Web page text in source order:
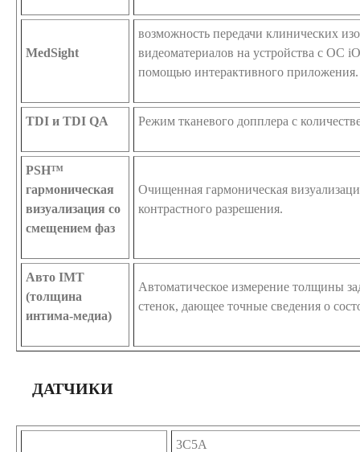
MedSight
возможность передачи клинических
видеоматериалов на устройства с ОС
помощью интерактивного приложения.
TDI и TDI QA Режим тканевого допплера с
PSH™
гармоническая
визуализация со
смещением фаз
Очищенная гармоническая
контрастного разрешения.
Авто IMT
(толщина
интима-медиа)
Автоматическое измерение толщины
стенок, дающее точные сведения о
ДАТЧИКИ
3C5A